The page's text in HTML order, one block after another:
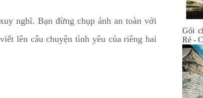
nghĩ. Bạn đừng chụp ảnh an toàn với
lên câu chuyện tình yêu của riêng hai
Gói
Rẻ -